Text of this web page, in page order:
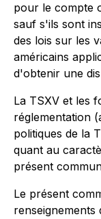
pour le compte
sauf s'ils sont
des lois sur les
américains
d'obtenir une
La TSXV et les
réglementation
politiques de la
quant au
présent
Le présent
renseignements